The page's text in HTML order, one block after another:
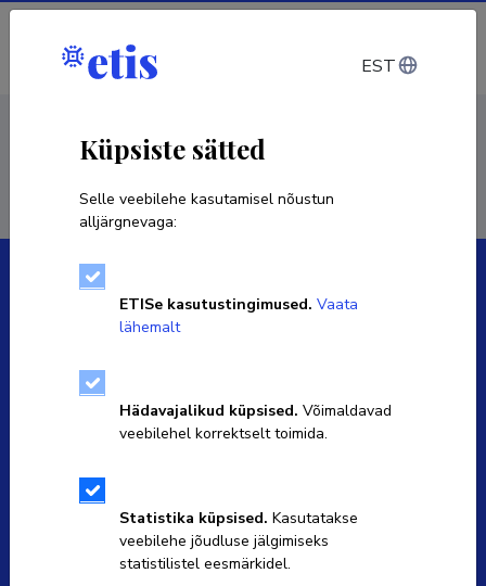
Sisene
Eesti Teadusinfosüsteemi omanik on Haridus- ja
Teadusministeerium ning igapäevaselt haldab seda SA
Eesti Teadusagentuur.
ETISe kasutajatoe kontakt
Soola 8, Tartu 51013
EST
Küpsiste sätted
Selle veebilehe kasutamisel nõustun
alljärgnevaga:
ETISe kasutustingimused. Vaata
lähemalt
Hädavajalikud küpsised. Võimaldavad
veebilehel korrektselt toimida.
Statistika küpsised. Kasutatakse
veebilehe jõudluse jälgimiseks
statistilistel eesmärkidel.